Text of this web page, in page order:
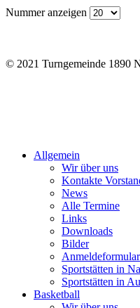
Nummer anzeigen
© 2021 Turngemeinde 1890
Allgemein
Wir über uns
Kontakte
News
Alle Termine
Links
Downloads
Bilder
Anmeldeformular
Sportstätten in
Sportstätten in
Basketball